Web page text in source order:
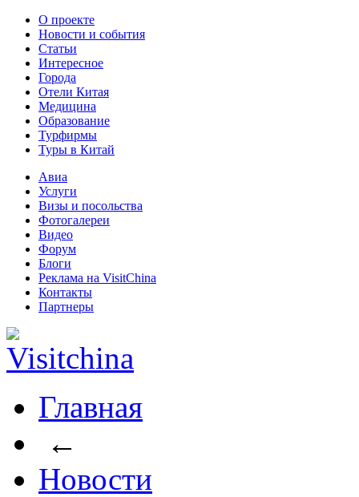
О проекте
Новости и события
Статьи
Интересное
Города
Отели Китая
Медицина
Образование
Турфирмы
Туры в Китай
Авиа
Услуги
Визы и посольства
Фотогалереи
Видео
Форум
Блоги
Реклама на VisitChina
Контакты
Партнеры
Главная
←
Новости